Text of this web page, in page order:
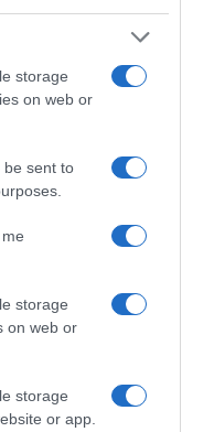
storage
on web or
be sent to
storage
on web or
storage
or app.